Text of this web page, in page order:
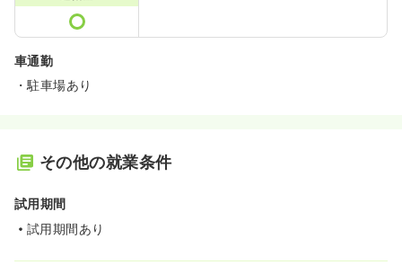
車通勤
・駐車場あり
その他の就業条件
試用期間
試用期間あり